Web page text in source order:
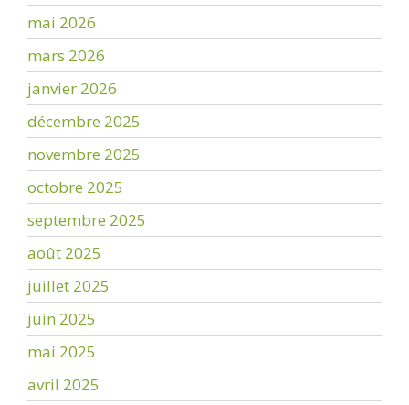
mai 2026
mars 2026
janvier 2026
décembre 2025
novembre 2025
octobre 2025
septembre 2025
août 2025
juillet 2025
juin 2025
mai 2025
avril 2025